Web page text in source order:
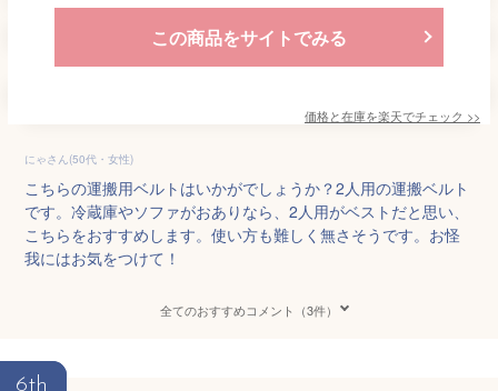
この商品をサイトでみる
価格と在庫を楽天でチェック >>
にゃさん(50代・女性)
こちらの運搬用ベルトはいかがでしょうか？2人用の運搬ベルト
です。冷蔵庫やソファがおありなら、2人用がベストだと思い、
こちらをおすすめします。使い方も難しく無さそうです。お怪
我にはお気をつけて！
全てのおすすめコメント（3件）
6th